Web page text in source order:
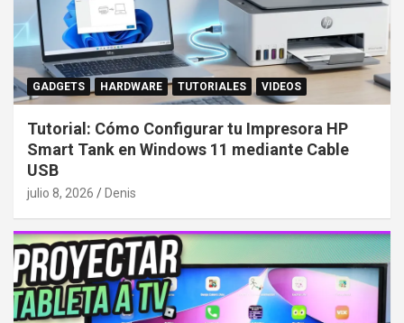
GADGETS HARDWARE TUTORIALES VIDEOS
Tutorial: Cómo Configurar tu Impresora HP
Smart Tank en Windows 11 mediante Cable
USB
julio 8, 2026 Denis